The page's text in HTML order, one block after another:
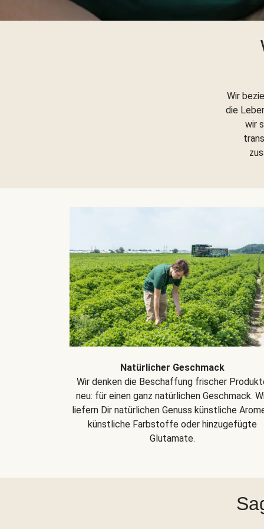
Wir
die
wir
Natürlicher Geschmack
Wir denken die Beschaffung frischer
neu: für einen ganz natürlichen Geschmack.
liefern Dir natürlichen Genuss künstliche
künstliche Farbstoffe oder hinzugefügte
Glutamate.